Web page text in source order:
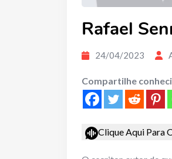
Rafael
24/04/2023
Compartilhe
Clique Aqui Para